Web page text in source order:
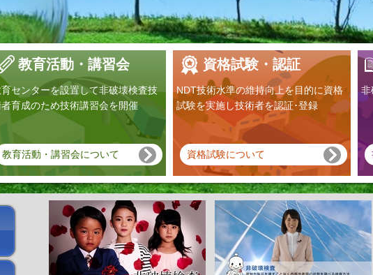
教育活動・講習会
センターを設置して非破壊検査技
育成のため技術講習会を開催
教育活動・講習会について
資格試験・認証
NDT技術水準の維持向上を目的に資格
試験を実施し技術者を認証･登録
資格試験について
非